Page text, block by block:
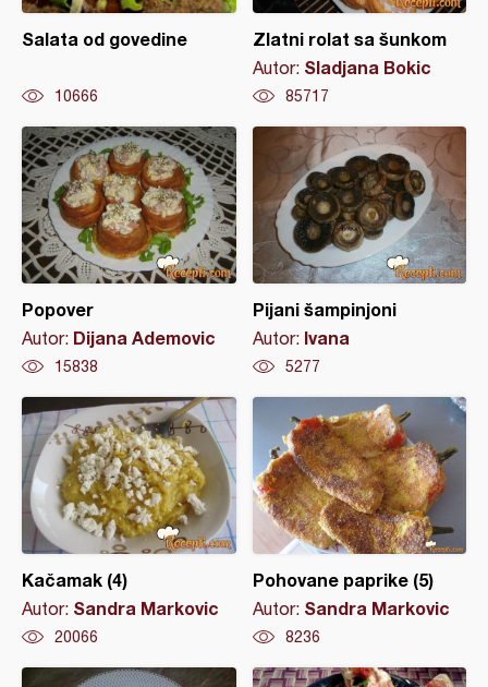
Salata od govedine
10666
Zlatni rolat sa šunkom
Autor: Sladjana Bokic
85717
Popover
Autor: Dijana Ademovic
15838
Pijani šampinjoni
Autor: Ivana
5277
Kačamak (4)
Autor: Sandra Markovic
20066
Pohovane paprike (5)
Autor: Sandra Markovic
8236